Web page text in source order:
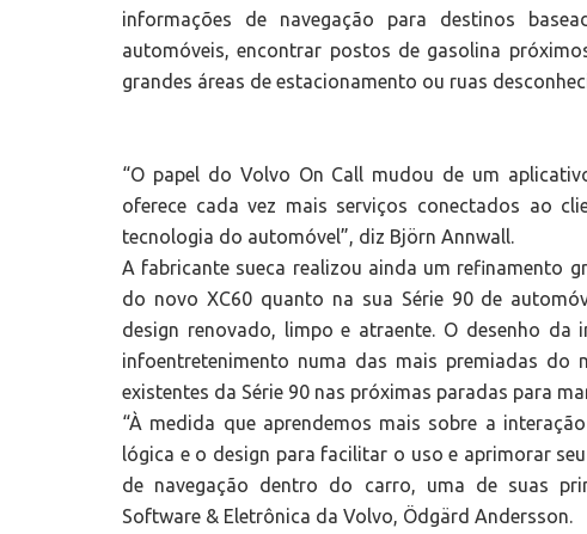
informações de navegação para destinos
automóveis, encontrar postos de gasolina
grandes áreas de estacionamento ou ruas
“O papel do Volvo On Call mudou de um
oferece cada vez mais serviços conectados ao
tecnologia do automóvel”, diz Björn Annwall.
A fabricante sueca realizou ainda um refinamento
do novo XC60 quanto na sua Série 90 de
design renovado, limpo e atraente. O desenho
infoentretenimento numa das mais premiadas
existentes da Série 90 nas próximas paradas para
“À medida que aprendemos mais sobre a
lógica e o design para facilitar o uso e aprimorar
de navegação dentro do carro, uma de suas
Software & Eletrônica da Volvo, Ödgärd Andersson.